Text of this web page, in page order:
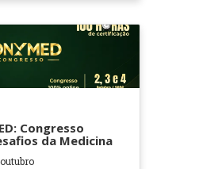
Congresso
da Medicina